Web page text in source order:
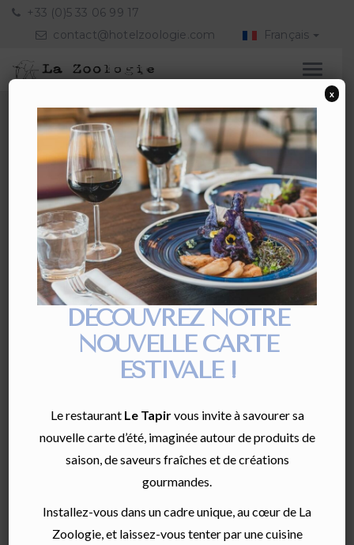
+33 (0)5 33 06 99 17
contact@hotelzoologie.com
Français
BORDEAUX AU
PRINTEMPS : PARCS,
PROMENADES ET
TERRASSE POUR UNE
ESCAPADE
INOUBLIABLE
DÉCOUVREZ NOTRE
NOUVELLE CARTE
ESTIVALE !
Le restaurant Le Tapirvous invite à savourer sa
nouvelle carte d’été, imaginée autour de produits de
saison, de saveurs fraîches et de créations
gourmandes.
Installez-vous dans un cadre unique, au cœur de La
Zoologie, et laissez-vous tenter par une cuisine
x